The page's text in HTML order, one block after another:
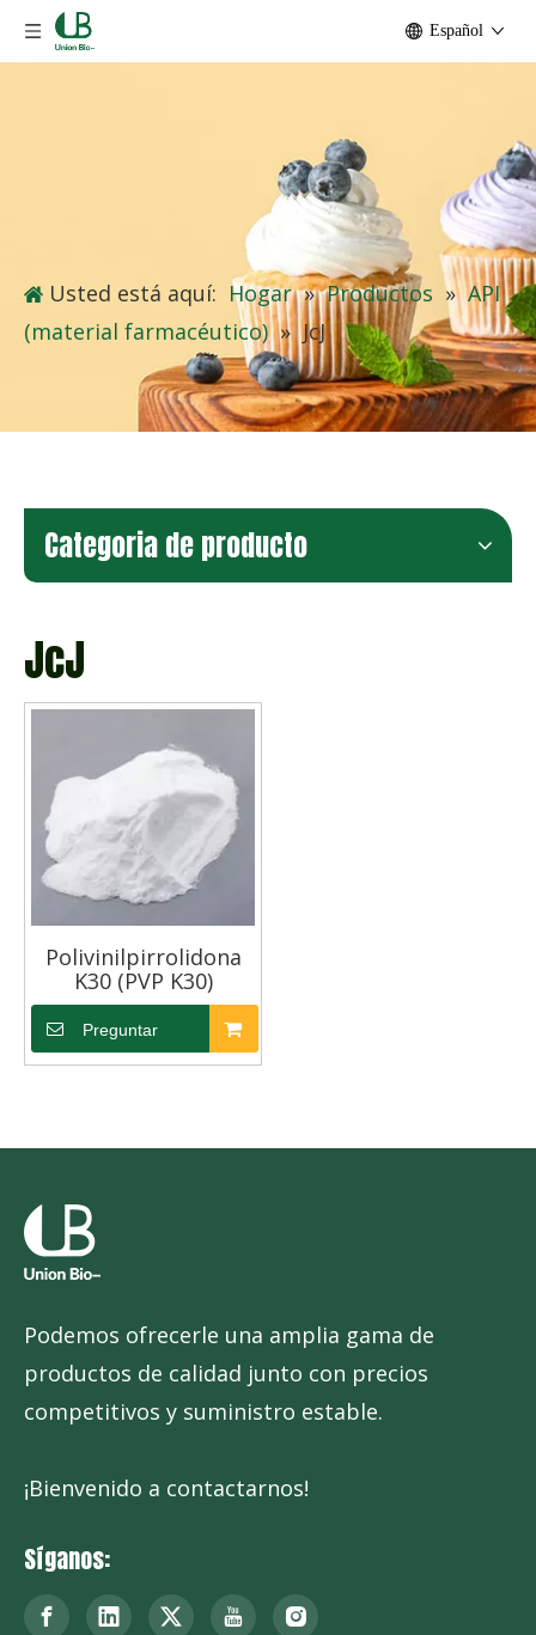
Español
Usted está aquí: Hogar » Productos » API
(material farmacéutico) » JcJ
Categoria de producto
JcJ
Polivinilpirrolidona
K30 (PVP K30)
Preguntar
Podemos ofrecerle una amplia gama de
productos de calidad junto con precios
competitivos y suministro estable.
¡Bienvenido a contactarnos!
Síganos: